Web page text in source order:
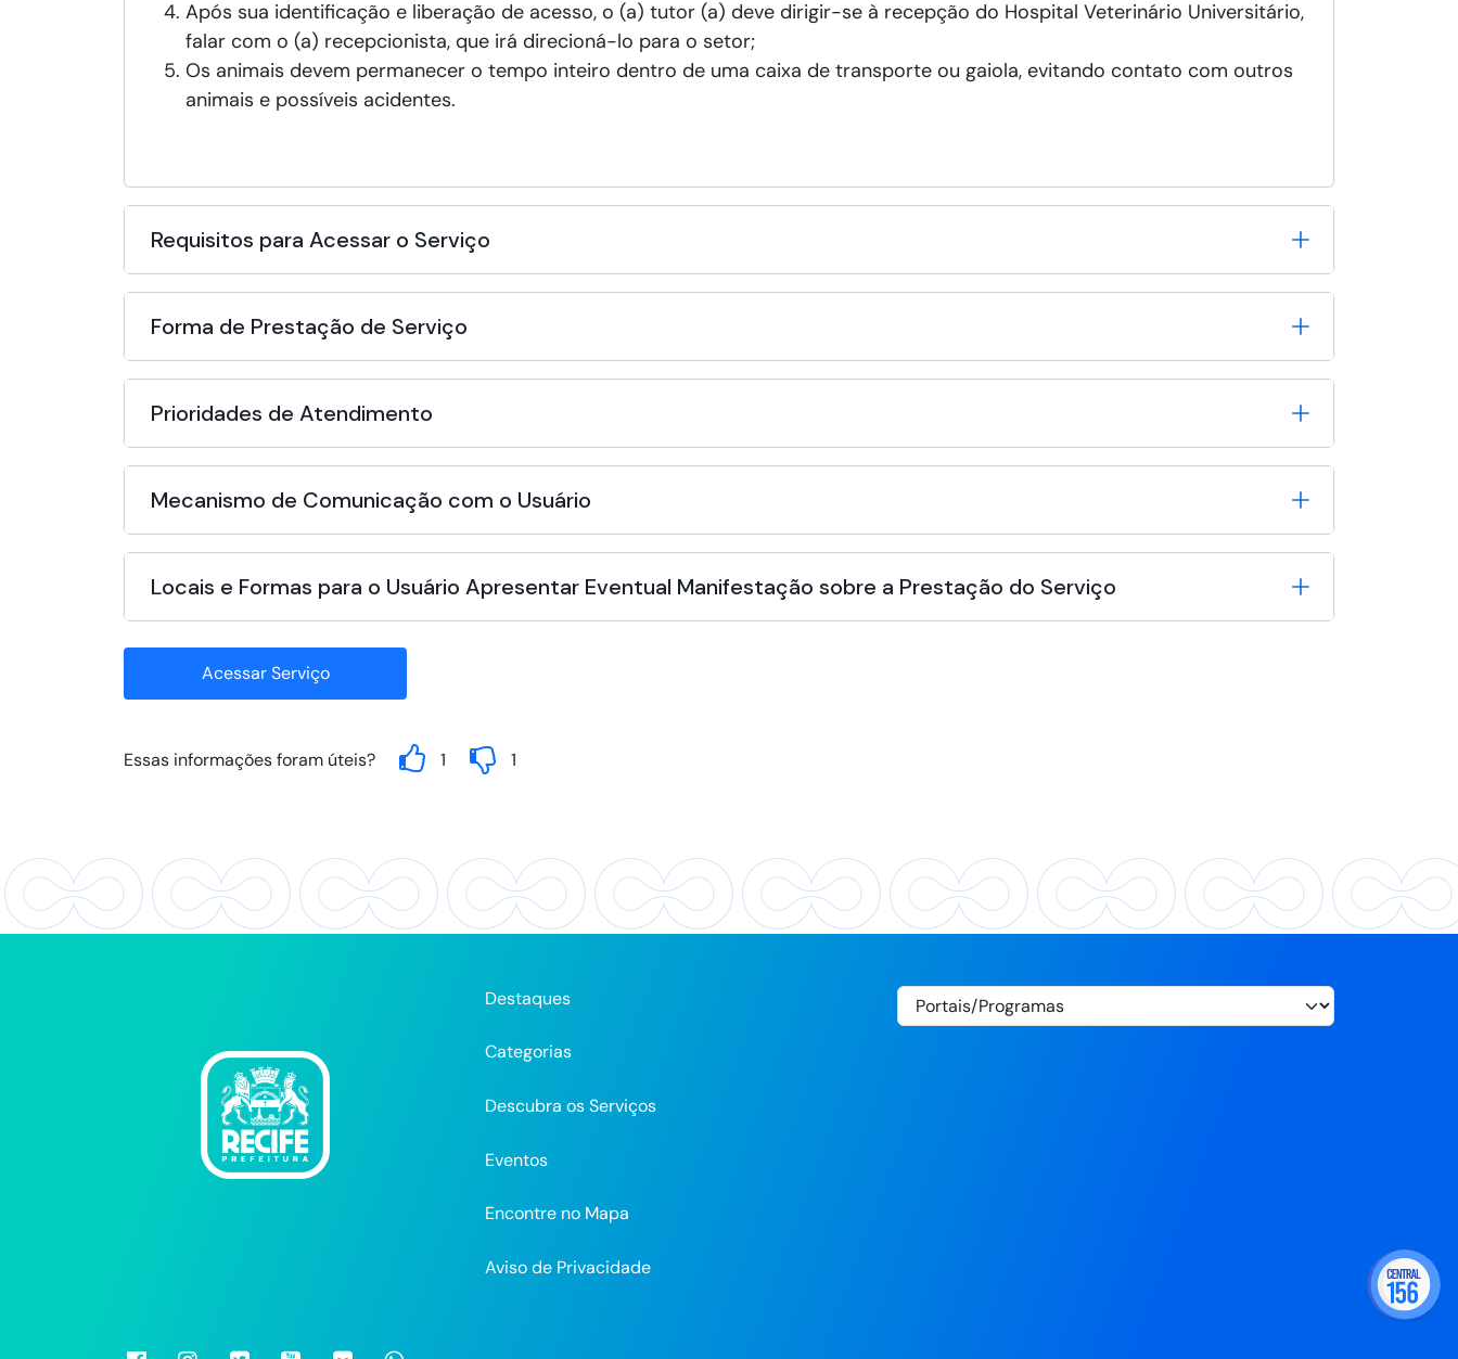
Após sua identificação e liberação de acesso, o (a) tutor (a) deve dirigir-se à recepção do Hospital Veterinário Universitário,
falar com o (a) recepcionista, que irá direcioná-lo para o setor;
Os animais devem permanecer o tempo inteiro dentro de uma caixa de transporte ou gaiola, evitando contato com outros
animais e possíveis acidentes.
Requisitos para Acessar o Serviço
Forma de Prestação de Serviço
Prioridades de Atendimento
Mecanismo de Comunicação com o Usuário
Locais e Formas para o Usuário Apresentar Eventual Manifestação sobre a Prestação do Serviço
Acessar Serviço
Essas informações foram úteis? 1 1
Destaques
Categorias
Descubra os Serviços
Eventos
Encontre no Mapa
Aviso de Privacidade